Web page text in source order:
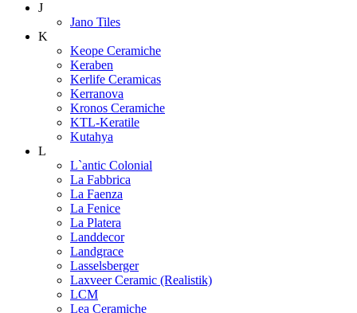
J
Jano Tiles
K
Keope Ceramiche
Keraben
Kerlife Ceramicas
Kerranova
Kronos Ceramiche
KTL-Keratile
Kutahya
L
L`antic Colonial
La Fabbrica
La Faenza
La Fenice
La Platera
Landdecor
Landgrace
Lasselsberger
Laxveer Ceramic (Realistik)
LCM
Lea Ceramiche